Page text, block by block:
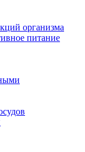
организма
питание